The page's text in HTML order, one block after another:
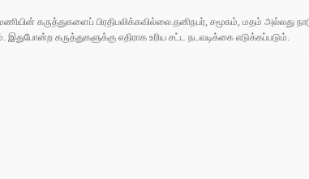
கருத்துகளைப் பிரதிபலிக்கவில்லை.தனிநபர், சமூகம், மதம் அல்லது
கருத்துகளுக்கு எதிராக உரிய சட்ட நடவடிக்கை எடுக்கப்படும்.